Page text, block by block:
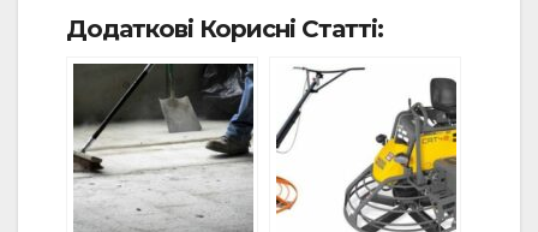
Додаткові Корисні Статті: